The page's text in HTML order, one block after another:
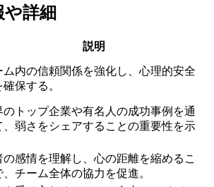
や詳細
説明
ム内の信頼関係を強化し、心理的安全
保する。
のトップ企業や有名人の成功事例を通
、弱さをシェアすることの重要性を示
の感情を理解し、心の距離を縮めるこ
、チーム全体の協力を促進。